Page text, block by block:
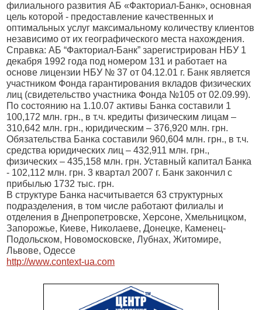
филиального развития АБ «Факториал-Банк», основная
цель которой - предоставление качественных и
оптимальных услуг максимальному количеству клиентов
независимо от их географического места нахождения.
Справка: АБ “Факториал-Банк” зарегистрирован НБУ 1
декабря 1992 года под номером 131 и работает на
основе лицензии НБУ № 37 от 04.12.01 г. Банк является
участником Фонда гарантирования вкладов физических
лиц (свидетельство участника Фонда №105 от 02.09.99).
По состоянию на 1.10.07 активы Банка составили 1
100,172 млн. грн., в т.ч. кредиты физическим лицам –
310,642 млн. грн., юридическим – 376,920 млн. грн.
Обязательства Банка составили 960,604 млн. грн., в т.ч.
средства юридических лиц – 432,911 млн. грн.,
физических – 435,158 млн. грн. Уставный капитал Банка
- 102,112 млн. грн. 3 квартал 2007 г. Банк закончил с
прибылью 1732 тыс. грн.
В структуре Банка насчитывается 63 структурных
подразделения, в том числе работают филиалы и
отделения в Днепропетровске, Херсоне, Хмельницком,
Запорожье, Киеве, Николаеве, Донецке, Каменец-
Подольском, Новомосковске, Лубнах, Житомире,
Львове, Одессе
http://www.context-ua.com